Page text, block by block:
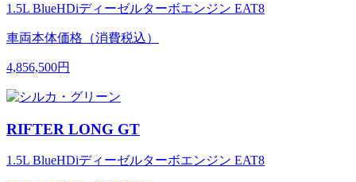
1.5L BlueHDiディーゼルターボエンジン EAT8
車両本体価格（消費税込）
4,856,500円
RIFTER LONG GT
1.5L BlueHDiディーゼルターボエンジン EAT8